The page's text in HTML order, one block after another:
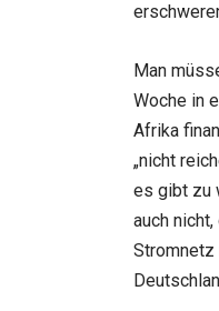
Man
Woche in
Afrika
„nicht
es gibt zu
auch
Stromnetz